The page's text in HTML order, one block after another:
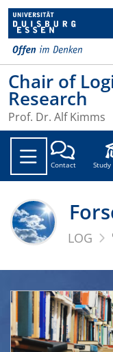
Chair of
Research
Prof. Dr. Alf Kimms
Contact
LOG